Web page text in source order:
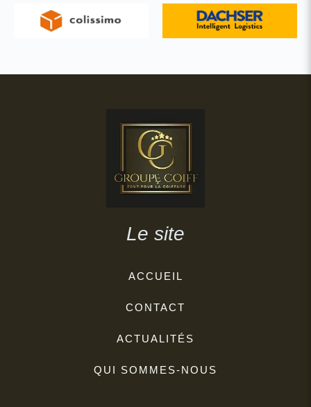
Le site
ACCUEIL
CONTACT
ACTUALITÉS
QUI SOMMES-NOUS